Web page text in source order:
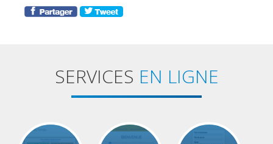
SERVICES EN LIGNE